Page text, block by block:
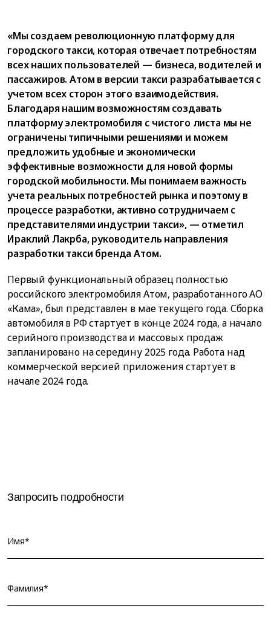
«Мы создаем революционную платформу для
городского такси, которая отвечает потребностям
всех наших пользователей — бизнеса, водителей и
пассажиров. Атом в версии такси разрабатывается с
учетом всех сторон этого взаимодействия.
Благодаря нашим возможностям создавать
платформу электромобиля с чистого листа мы не
ограничены типичными решениями и можем
предложить удобные и экономически
эффективные возможности для новой формы
городской мобильности. Мы понимаем важность
учета реальных потребностей рынка и поэтому в
процессе разработки, активно сотрудничаем с
представителями индустрии такси», — отметил
Ираклий Лакрба, руководитель направления
разработки такси бренда Атом.
Первый функциональный образец полностью
российского электромобиля Атом, разработанного АО
«Кама», был представлен в мае текущего года. Сборка
автомобиля в РФ стартует в конце 2024 года, а начало
серийного производства и массовых продаж
запланировано на середину 2025 года. Работа над
коммерческой версией приложения стартует в
начале 2024 года.
Запросить подробности
Имя*
Фамилия*